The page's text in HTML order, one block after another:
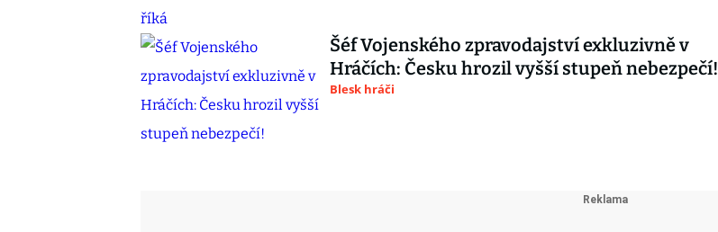
Šéf Vojenského zpravodajství exkluzivně v
Hráčích: Česku hrozil vyšší stupeň nebezpečí!
Blesk hráči